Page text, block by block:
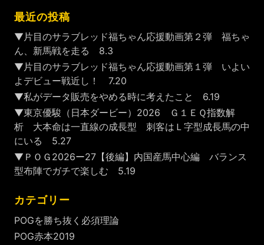
最近の投稿
▼片目のサラブレッド福ちゃん応援動画第２弾 福ちゃ
ん、新馬戦を走る 8.3
▼片目のサラブレッド福ちゃん応援動画第１弾 いよい
よデビュー戦近し！ 7.20
▼私がデータ販売をやめる時に考えたこと 6.19
▼東京優駿（日本ダービー）2026 Ｇ１ＥＱ指数解
析 大本命は一直線の成長型 刺客はＬ字型成長馬の中
にいる 5.27
▼ＰＯＧ2026ー27【後編】内国産馬中心編 バランス
型布陣でガチで楽しむ 5.19
カテゴリー
POGを勝ち抜く必須理論
POG赤本2019